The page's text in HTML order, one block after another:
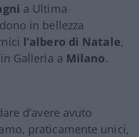
a Ultima
in bellezza
l’albero di Natale,
in Galleria a Milano.
d’avere avuto
praticamente unici,